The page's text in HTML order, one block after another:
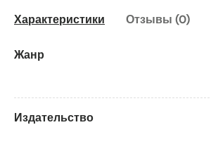
Характеристики Отзывы (0)
Жанр
Издательство